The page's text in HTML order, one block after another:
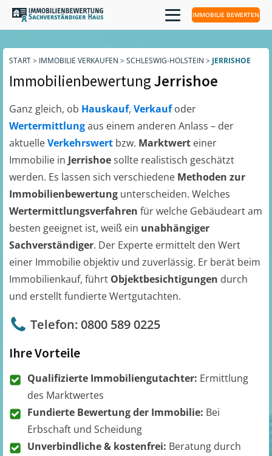
IMMOBILIE BEWERTEN
START> IMMOBILIE VERKAUFEN > SCHLESWIG-HOLSTEIN > JERRISHOE
ImmobilienbewertungJerrishoe
Ganz gleich, ob Hauskauf, Verkaufoder
Wertermittlungaus einem anderen Anlass – der
aktuelleVerkehrswert bzw. Marktwert einer
Immobilie in Jerrishoesollte realistisch geschätzt
werden. Es lassen sich verschiedene Methoden zur
Immobilienbewertung unterscheiden. Welches
Wertermittlungsverfahren für welche Gebäudeart am
besten geeignet ist, weiß ein unabhängiger
Sachverständiger. Der Experte ermittelt den Wert
einer Immobilie objektiv und zuverlässig. Er berät beim
Immobilienkauf, führt Objektbesichtigungen durch
und erstellt fundierte Wertgutachten.
Telefon: 0800 589 0225
Ihre Vorteile
Qualifizierte Immobiliengutachter: Ermittlung
des Marktwertes
Fundierte Bewertung der Immobilie: Bei
Erbschaft und Scheidung
Unverbindliche & kostenfrei: Beratung durch